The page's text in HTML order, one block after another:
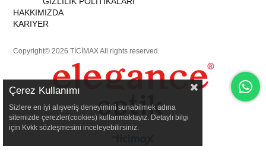
HAKKIMIZDA
KARIYER
Copyright© 2026 TİCİMAX All rights reserved.
Çerez Kullanımı
Sizlere en iyi alışveriş deneyimini sunabilmek adına
sitemizde çerezler(cookies) kullanmaktayız. Detaylı bilgi
için Kvkk sözleşmesini inceleyebilirsiniz.